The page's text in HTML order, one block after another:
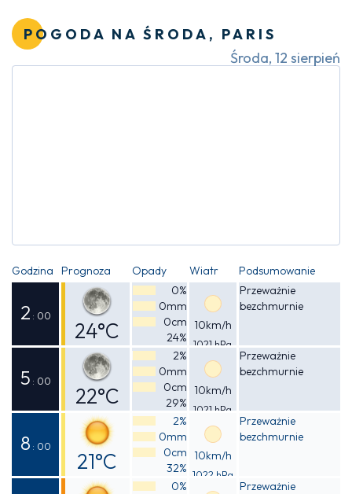
POGODA NA ŚRODA, PARIS
Środa, 12 sierpień
Godzina Prognoza Opady Wiatr Podsumowanie
2 : 00
24°C
Odczuwalna
23°C
0%
0mm
0cm
24%
10km/h
1021 hPa
Przeważnie
bezchmurnie
5 : 00
22°C
Odczuwalna
21°C
2%
0mm
0cm
29%
10km/h
1021 hPa
Przeważnie
bezchmurnie
8 : 00
21°C
Odczuwalna
2%
0mm
0cm
32%
10km/h
1022 hPa
Przeważnie
bezchmurnie
0%
Przeważnie